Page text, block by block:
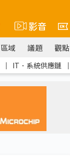
影音
區域 議題 觀點
｜ IT．系統供應鏈 ｜